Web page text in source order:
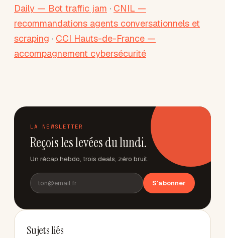
Daily — Bot traffic jam · CNIL —
recommandations agents conversationnels et
scraping · CCI Hauts-de-France —
accompagnement cybersécurité
LA NEWSLETTER
Reçois les levées du lundi.
Un récap hebdo, trois deals, zéro bruit.
S'abonner
Sujets liés